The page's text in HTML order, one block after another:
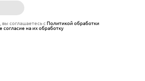
вы соглашаетесь сПолитикой обработки
согласие на их обработку